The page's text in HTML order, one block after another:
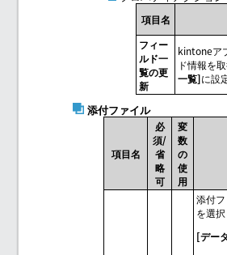
項目名
フィー
ルド一
覧の更
新
kintoneア
ド情報を
一覧]に設
添付ファイル
項目名
必
須/
省
略
可
変
数
の
使
用
添付
を選択
[デー